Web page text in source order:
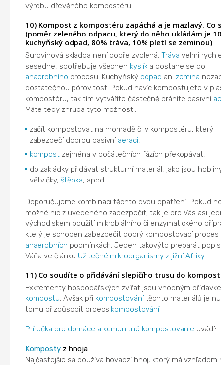
výrobu dřevěného kompostéru.
10) Kompost z kompostéru zapáchá a je mazlavý. Co
(poměr zeleného odpadu, který do něho ukládám je
kuchyňský odpad, 80% tráva, 10% pletí se zeminou)
Surovinová skladba není dobře zvolená. Tráva velmi
sesedne, spotřebuje všechen kyslíka dostane se do
anaerobního procesu. Kuchyňský odpad ani zemina
dostatečnou pórovitost. Pokud navíc kompostujete v
kompostéru, tak tím vytváříte částečně bráníte pasivní
Máte tedy zhruba tyto možnosti:
začít kompostovat na hromadě či v kompostéru, který
zabezpečí dobrou pasivní aeraci,
kompostzejména v počátečních fázích překopávat,
do zakládky přidávat strukturní materiál, jako jsou
větvičky, štěpka, apod.
Doporučujeme kombinaci těchto dvou opatření. Pokud
možné nic z uvedeného zabezpečit, tak je pro Vás asi
východiskem použití mikrobiálního či enzymatického
který je schopen zabezpečit dobrý kompostovací proces
anaerobních podmínkách. Jeden takovýto preparát
Váňa ve článku Užitečné mikroorganismy z jižní Afriky
11) Co soudíte o přidávání slepičího trusu do
Exkrementy hospodářských zvířat jsou vhodným
kompostu. Avšak při kompostovánítěchto materiálů je
tomu přizpůsobit proecs kompostování.
Príručka pre domáce a komunitné kompostovanie uvádí:
Kompostyz hnoja
Najčastejšie sa používa hovädzí hnoj, ktorý má vzhľadom